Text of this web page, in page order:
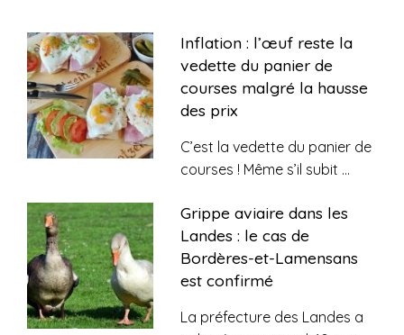
Inflation : l’œuf reste la
vedette du panier de
courses malgré la hausse
des prix
C’est la vedette du panier de
courses ! Même s’il subit ...
Grippe aviaire dans les
Landes : le cas de
Bordères-et-Lamensans
est confirmé
La préfecture des Landes a